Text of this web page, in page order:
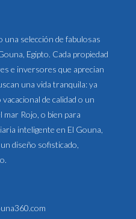
selección de fabulosas
Egipto. Cada propiedad
e inversores que aprecian
una vida tranquila: ya
de calidad o un
mar Rojo, o bien para
inteligente en El Gouna,
diseño sofisticado,